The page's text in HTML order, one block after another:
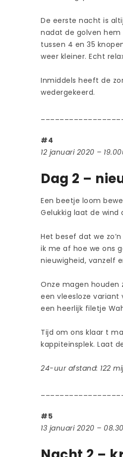
De eerste nacht is
nadat de golven hem
tussen 4 en 35
weer kleiner. Echt
Inmiddels heeft de
wedergekeerd.
#4
12 januari 2020 –
Dag 2 –
Een beetje loom
Gelukkig laat de
Het besef dat we
ik me af hoe we ons
nieuwigheid, vanzelf
Onze magen houden
een vleesloze variant
een heerlijk filetje
Tijd om ons klaar t
kappiteinsplek. Laat
24-uur afstand: 122
#5
13 januari 2020 –